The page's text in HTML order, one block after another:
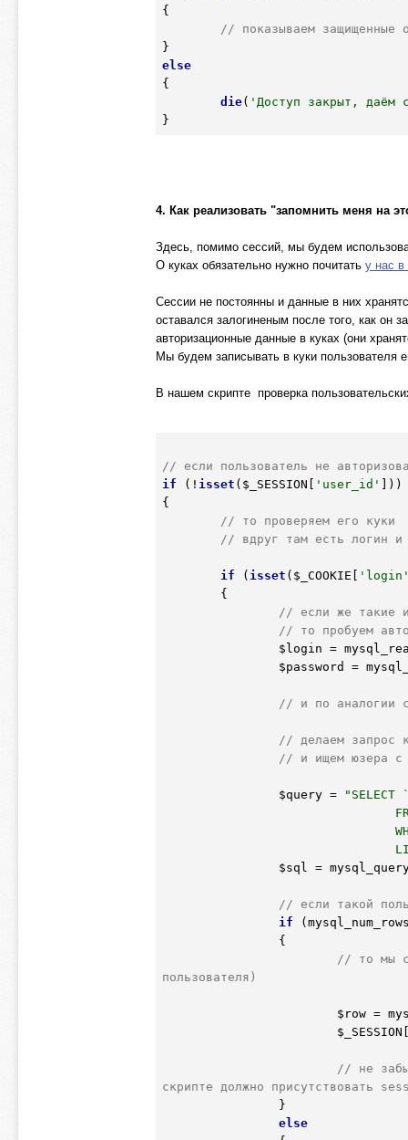
{
// показываем защищенные
else
{
die( 'Доступ закрыт, даём
4. Как реализовать "запомнить меня на
Здесь, помимо сессий, мы будем
О куках обязательно нужно почитать у нас в
Сессии не постоянны и данные в них
оставался залогиненым после того, как он
авторизационные данные в куках (они
Мы будем записывать в куки пользователя
В нашем скрипте проверка
// если пользователь не
if (! isset ( $_SESSION [ 'user_id' ]))
{
// то проверяем его куки
// вдруг там есть логин и
if ( isset ( $_COOKIE [
// если же такие
// то пробуем
$login =
$password =
// и по аналогии с
// делаем запрос
// и ищем юзера с
$query =
$sql
=
// если такой
if
// то мы
пользователя)
$row =
$_SESSION
// не
скрипте должно присутствовать
else